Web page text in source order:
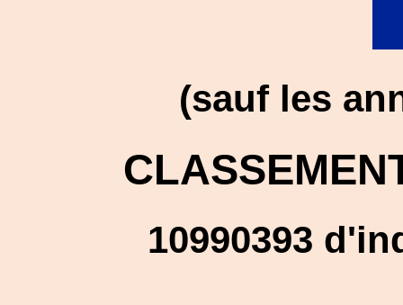
(sauf les
10990393